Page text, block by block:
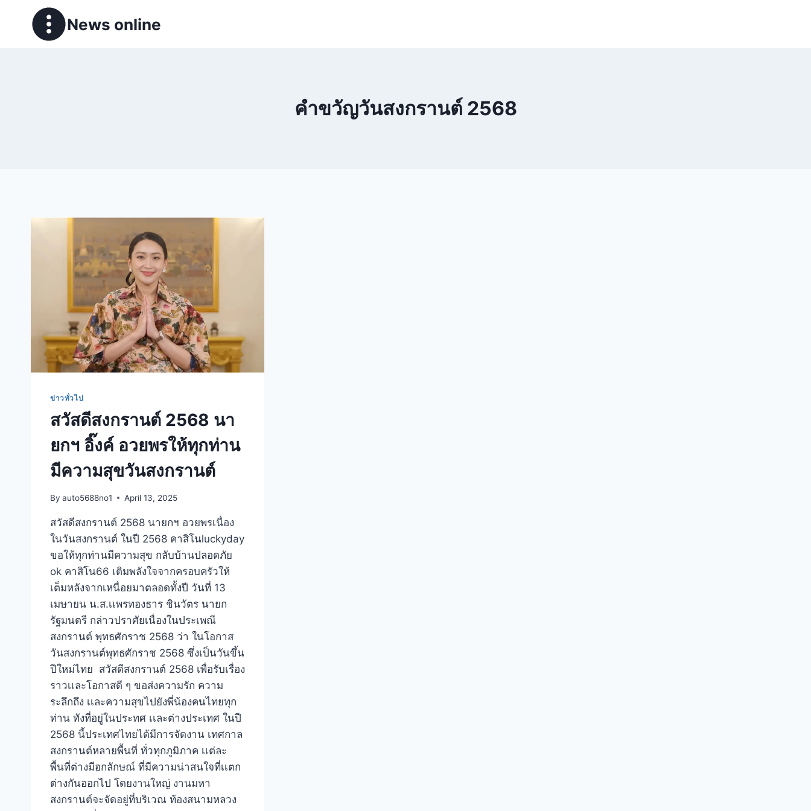
News online
คําขวัญวันสงกรานต์ 2568
ข่าวทั่วไป
สวัสดีสงกรานต์ 2568 นา
ยกฯ อิ๊งค์ อวยพรให้ทุกท่าน
มีความสุขวันสงกรานต์
By auto5688no1 April 13, 2025
สวัสดีสงกรานต์ 2568 นายกฯ อวยพรเนื่อง
ในวันสงกรานต์ ในปี 2568 คาสิโนluckyday
ขอให้ทุกท่านมีความสุข กลับบ้านปลอดภัย
ok คาสิโน66 เติมพลังใจจากครอบครัวให้
เต็มหลังจากเหนื่อยมาตลอดทั้งปี วันที่ 13
เมษายน น.ส.เเพรทองธาร ชินวัตร นายก
รัฐมนตรี กล่าวปราศัยเนื่องในประเพณี
สงกรานต์ พุทธศักราช 2568 ว่า ในโอกาส
วันสงกรานต์พุทธศักราช 2568 ซึ่งเป็นวันขึ้น
ปีใหม่ไทย สวัสดีสงกรานต์ 2568 เพื่อรับเรื่อง
ราวเเละโอกาสดี ๆ ขอส่งความรัก ความ
ระลึกถึง เเละความสุขไปยังพี่น้องคนไทยทุก
ท่าน ทังที่อยู่ในประทศ เเละต่างประเทศ ในปี
2568 นี้ประเทศไทยได้มีการจัดงาน เทศกาล
สงกรานต์หลายพื้นที่ ทั่วทุกภูมิภาค เเต่ละ
พื้นที่ต่างมีอกลักษณ์ ที่มีความน่าสนใจที่เเตก
ต่างกันออกไป โดยงานใหญ่ งานมหา
สงกรานต์จะจัดอยู่ที่บริเวณ ท้องสนามหลวง